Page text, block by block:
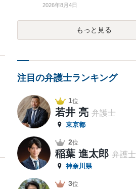
2026年8月4日
もっと見る
注目の弁護士ランキング
1位
若井 亮 弁護士
東京都
2位
稲葉 進太郎 弁護士
神奈川県
3位